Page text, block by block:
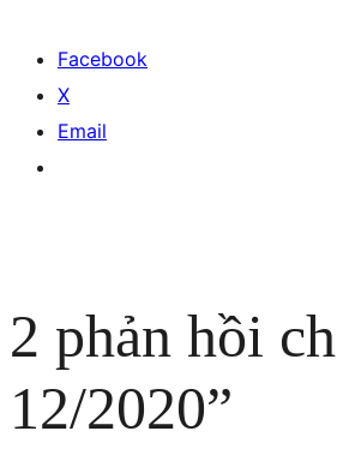
Facebook
X
Email
2 phản hồi
12/2020”